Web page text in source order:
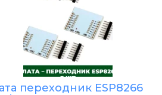
переходник ESP8266